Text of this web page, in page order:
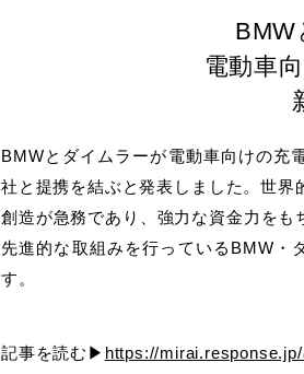
BMW
電動車
BMWとダイムラーが電動車向けの充
社と提携を結ぶと発表しました。世
創造が急務であり、強力な資金力を
先進的な取組みを行っているBMW・
す。
記事を読む▶ https://